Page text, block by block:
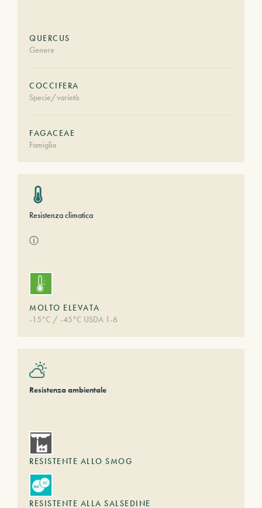
QUERCUS
Genere
COCCIFERA
Specie/varietà
FAGACEAE
Famiglia
Resistenza climatica
ⓘ
MOLTO ELEVATA
-15°C / -45°C USDA 1-6
Resistenza ambientale
RESISTENTE ALLO SMOG
RESISTENTE ALLA SALSEDINE